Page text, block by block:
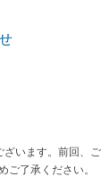
います。前回、
了承ください。